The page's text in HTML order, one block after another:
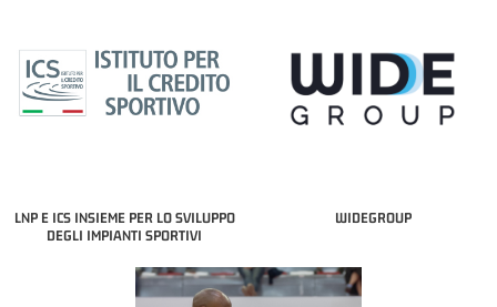
LNP E ICS INSIEME PER LO SVILUPPO
DEGLI IMPIANTI SPORTIVI
WIDEGROUP